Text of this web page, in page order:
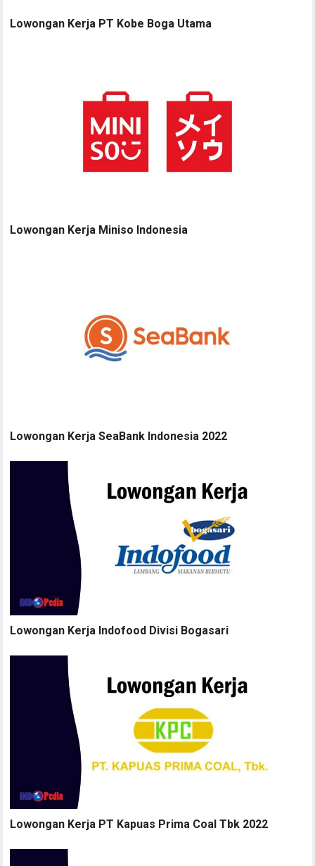
Lowongan Kerja PT Kobe Boga Utama
Lowongan Kerja Miniso Indonesia
Lowongan Kerja SeaBank Indonesia 2022
Lowongan Kerja Indofood Divisi Bogasari
Lowongan Kerja PT Kapuas Prima Coal Tbk 2022